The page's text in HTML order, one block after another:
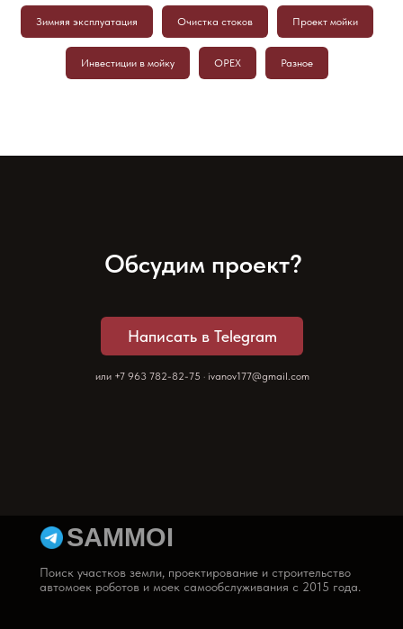
Зимняя эксплуатация Очистка стоков Проект мойки
Инвестиции в мойку OPEX Разное
или +7 963 782-82-75 · ivanov177@gmail.com
+7 963 782-82-75
ivanov177@gmail.com
Написать в Telegram
Обсудим проект?
Поиск участков земли, проектирование и строительство
автомоек роботов и моек самообслуживания с 2015 года.
SAMMOI